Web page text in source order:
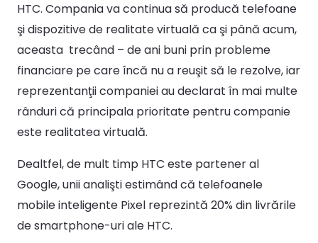
HTC. Compania va continua să producă telefoane
şi dispozitive de realitate virtuală ca şi până acum,
aceasta trecând – de ani buni prin probleme
financiare pe care încă nu a reuşit să le rezolve, iar
reprezentanţii companiei au declarat în mai multe
rânduri că principala prioritate pentru companie
este realitatea virtuală.
Dealtfel, de mult timp HTC este partener al
Google, unii analişti estimând că telefoanele
mobile inteligente Pixel reprezintă 20% din livrările
de smartphone-uri ale HTC.